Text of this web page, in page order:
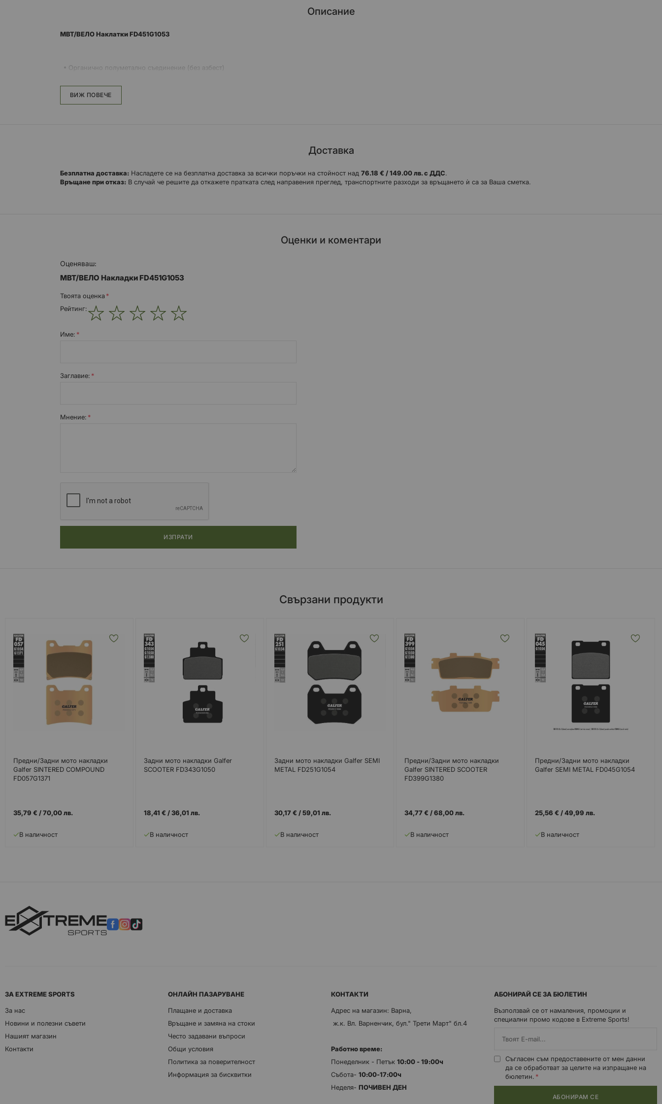
Описание
MBT/ВЕЛО Наклатки FD451G1053
Органично полуметално съединение (без азбест)
ВИЖ ПОВЕЧЕ
Доставка
Безплатна доставка: Насладете се на безплатна доставка за всички поръчки на стойност над 76.18 € / 149.00 лв. с ДДС.
Връщане при отказ: В случай че решите да откажете пратката след направения преглед, транспортните разходи за връщането ѝ са за Ваша сметка.
Оценки и коментари
Оценяваш:
MBT/ВЕЛО Накладки FD451G1053
Твоята оценка
Рейтинг:
Име:
Заглавиe:
Мнение:
ИЗПРАТИ
Свързани продукти
Предни/Задни мото накладки
Galfer SINTERED COMPOUND
FD057G1371
35,79 € /70,00 лв.
В наличност
Задни мото накладки Galfer
SCOOTER FD343G1050
18,41 € /36,01 лв.
В наличност
Задни мото накладки Galfer SEMI
METAL FD251G1054
30,17 € /59,01 лв.
В наличност
Предни/Задни мото накладки
Galfer SINTERED SCOOTER
FD399G1380
34,77 € /68,00 лв.
В наличност
Предни/Задни мото накладки
Galfer SEMI METAL FD045G1054
25,56 € /49,99 лв.
В наличност
ЗА EXTREME SPORTS
За нас
Новини и полезни съвети
Нашият магазин
Контакти
ОНЛАЙН ПАЗАРУВАНЕ
Плащане и доставка
Връщане и замяна на стоки
Често задавани въпроси
Общи условия
Политика за поверителност
Информация за бисквитки
КОНТАКТИ
Адрес на магазин: Варна,
ж.к. Вл. Варненчик, бул." Трети Март" бл.4
Работно време:
Понеделник - Петък 10:00 - 19:00ч
Събота- 10:00-17:00ч
Неделя- ПОЧИВЕН ДЕН
АБОНИРАЙ СЕ ЗА БЮЛЕТИН
Възползвай се от намаления, промоции и
специални промо кодове в Extreme Sports!
Съгласен съм предоставените от мен данни
да се обработват за целите на изпращане на
бюлетин.
АБОНИРАМ СЕ